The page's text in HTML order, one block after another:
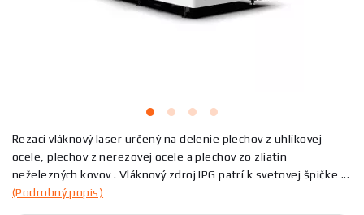
Rezací vláknový laser určený na delenie plechov z uhlíkovej
ocele, plechov z nerezovej ocele a plechov zo zliatin
neželezných kovov . Vláknový zdroj IPG patrí k svetovej špičke ...
(Podrobný popis)